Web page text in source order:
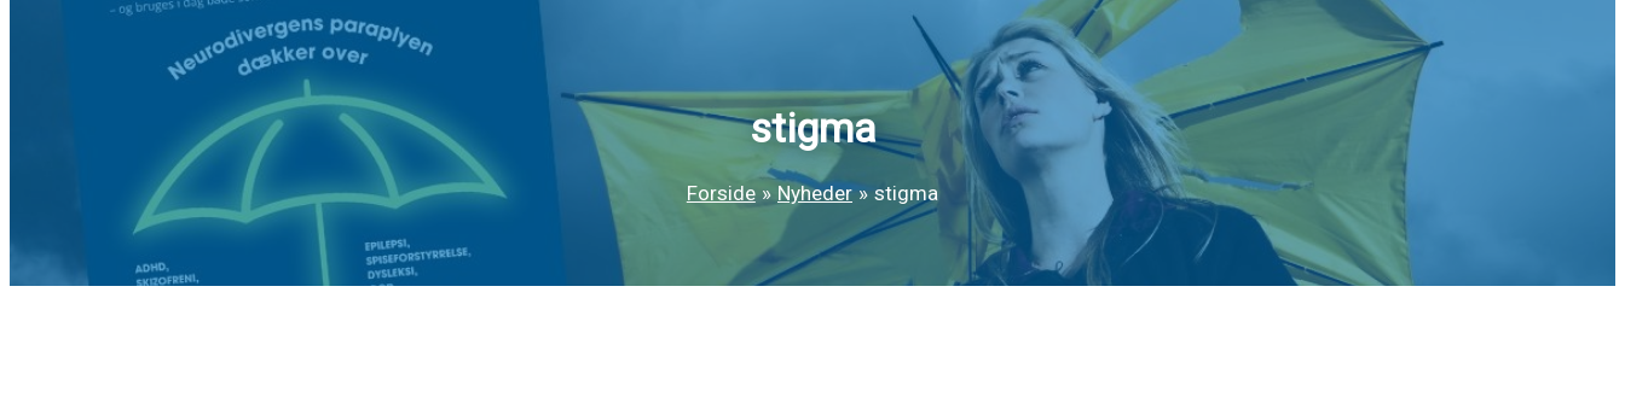
stigma
Forside Nyheder stigma